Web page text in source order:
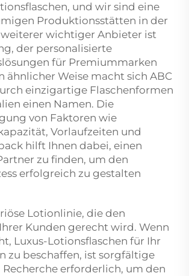
und wir sind eine
Produktionsstätten in der
weiterer wichtiger Anbieter ist
der personalisierte
für Premiummarken
ähnlicher Weise macht sich ABC
einzigartige Flaschenformen
einen Namen. Die
von Faktoren wie
Vorlaufzeiten und
hilft Ihnen dabei, einen
zu finden, um den
erfolgreich zu gestalten
Lotionlinie, die den
Kunden gerecht wird. Wenn
Luxus-Lotionsflaschen für Ihr
zu beschaffen, ist sorgfältige
Recherche erforderlich, um den